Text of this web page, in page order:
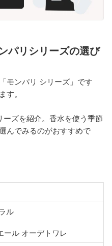
パリシリーズの選び
モンパリ シリーズ」です
す。
ズを紹介。香水を使う季節
んでみるのがおすすめで
ル
ール オーデトワレ